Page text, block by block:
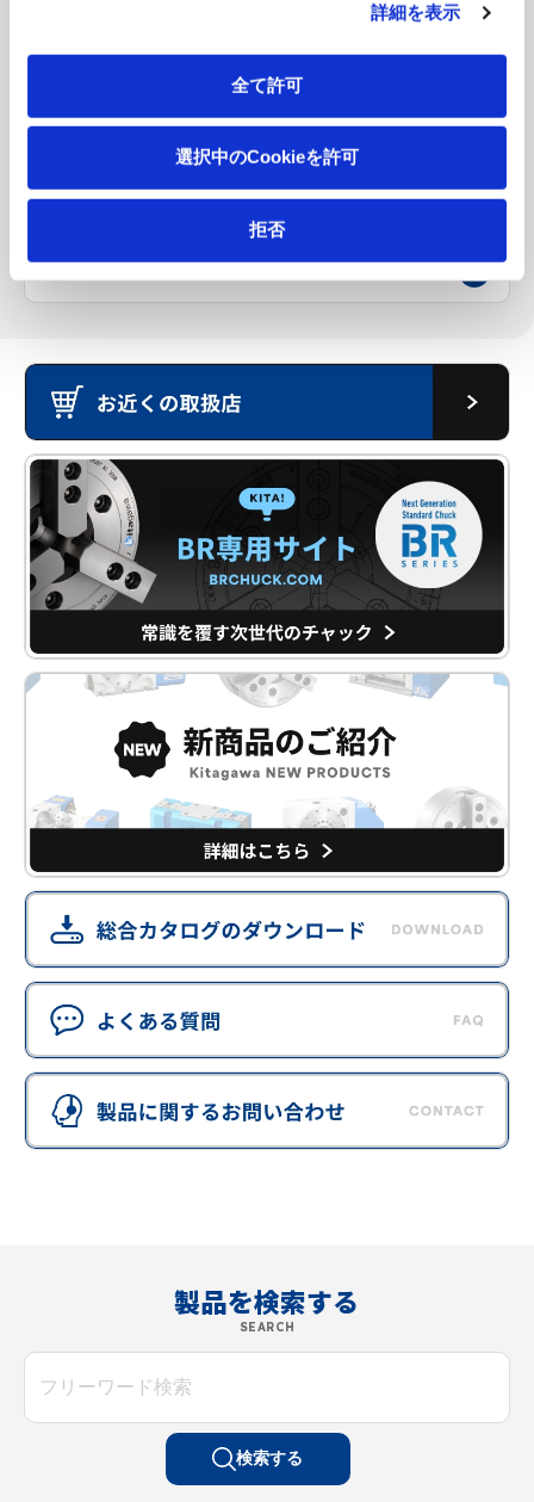
詳細を表示
全て許可
選択中のCookieを許可
拒否
立体駐車場
金属素形材
特殊工作機械
理化学機器
製品を検索する
SEARCH
検索する